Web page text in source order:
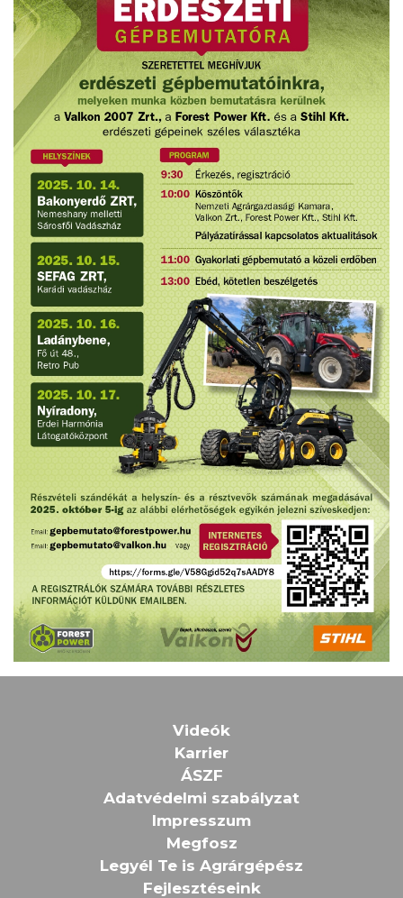
Videók
Karrier
ÁSZF
Adatvédelmi szabályzat
Impresszum
Megfosz
Legyél Te is Agrárgépész
Fejlesztéseink